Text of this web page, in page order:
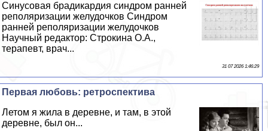
Синусовая брадикардия синдром ранней
реполяризации желудочков Синдром
ранней реполяризации желудочков
Научный редактор: Строкина О.А.,
терапевт, врач...
31 07 2026 1:46:29
Первая любовь: ретроспектива
Летом я жила в деревне, и там, в этой
деревне, был он...